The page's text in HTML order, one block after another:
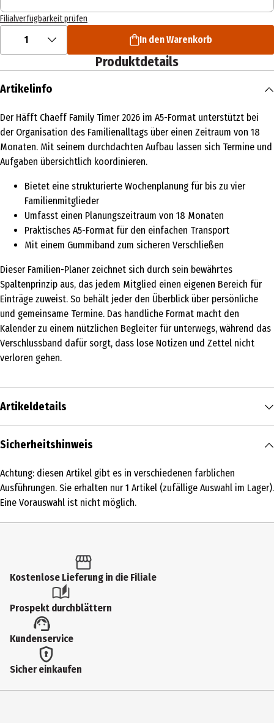
Filialverfügbarkeit prüfen
1 In den Warenkorb
Produktdetails
Artikelinfo
Der Häfft Chaeff Family Timer 2026 im A5-Format unterstützt bei
der Organisation des Familienalltags über einen Zeitraum von 18
Monaten. Mit seinem durchdachten Aufbau lassen sich Termine und
Aufgaben übersichtlich koordinieren.
Bietet eine strukturierte Wochenplanung für bis zu vier
Familienmitglieder
Umfasst einen Planungszeitraum von 18 Monaten
Praktisches A5-Format für den einfachen Transport
Mit einem Gummiband zum sicheren Verschließen
Dieser Familien-Planer zeichnet sich durch sein bewährtes
Spaltenprinzip aus, das jedem Mitglied einen eigenen Bereich für
Einträge zuweist. So behält jeder den Überblick über persönliche
und gemeinsame Termine. Das handliche Format macht den
Kalender zu einem nützlichen Begleiter für unterwegs, während das
Verschlussband dafür sorgt, dass lose Notizen und Zettel nicht
verloren gehen.
Artikeldetails
Inhalt
Produkttyp
Timer & Kalender
Artikelnummer des Herstellers
Häfft-Verlag GmbH
Herstelleradresse
Häfft-Verlag GmbH, Barer Str.70, 80799 München
Kontaktmöglichkeit
info@haefft-verlag.de
Sicherheitshinweis
Achtung: diesen Artikel gibt es in verschiedenen farblichen
Ausführungen. Sie erhalten nur 1 Artikel (zufällige Auswahl im Lager).
Eine Vorauswahl ist nicht möglich.
Kostenlose Lieferung in die Filiale
Prospekt durchblättern
Kundenservice
Sicher einkaufen